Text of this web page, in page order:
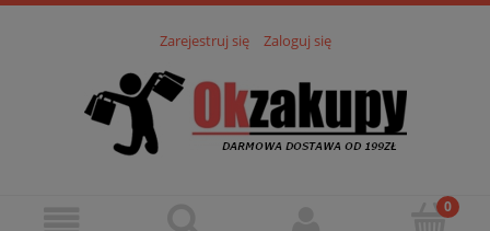
Zarejestruj się Zaloguj się